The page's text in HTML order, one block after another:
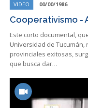
VIDEO 00/00/1986
Cooperativismo -
Este corto documental,
Universidad de
provinciales exitosas,
que busca dar…